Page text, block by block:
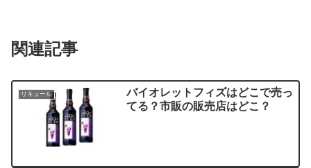
関連記事
リキュール
バイオレットフィズはどこで売っ
てる？市販の販売店はどこ？